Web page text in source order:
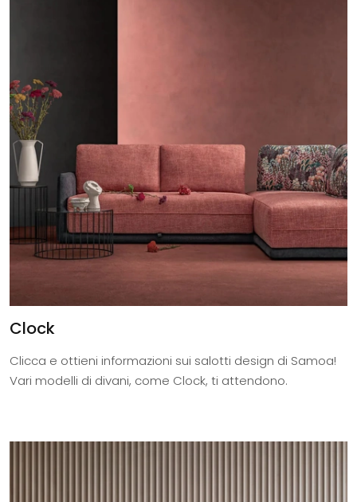
Clock
Clicca e ottieni informazioni sui salotti design di Samoa!
Vari modelli di divani, come Clock, ti attendono.